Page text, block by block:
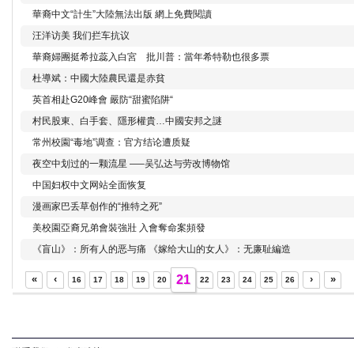
華裔中文“計生”大陸無法出版 網上免費閱讀
汪洋访美 我们拦车抗议
華裔婦團挺希拉蕊入白宮 批川普：當年希特勒也很多票
杜導斌：中國大陸農民還是赤貧
英首相赴G20峰會 嚴防“甜蜜陷阱“
村民股東、白手套、隱形權貴…中國安邦之謎
常州校園“毒地”调查：官方结论遭质疑
夜空中划过的一颗流星 —–吴弘达与劳改博物馆
中国妇权中文网站全面恢复
漫画家巴丢草创作的“推特之死”
美校園亞裔兄弟會裝強壯 入會奪命案頻發
《盲山》：所有人的恶与痛 《嫁给大山的女人》：无廉耻編造
« ‹ 16 17 18 19 20 21 22 23 24 25 26 › »